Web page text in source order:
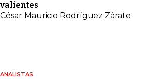
valientes
César Mauricio Rodríguez Zárate
ANALISTAS